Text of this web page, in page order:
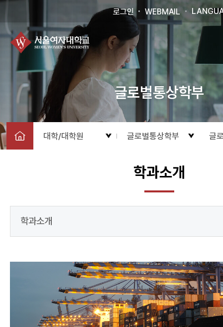
글로벌통상학부
로그인 WEBMAIL
대학/대학원 글로벌통상학부 글
학과소개
학과소개